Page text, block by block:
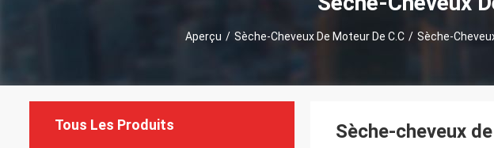
Aperçu / Sèche-Cheveux De Moteur De C.C / Sèche-
Tous Les Produits
Sèche-cheveux